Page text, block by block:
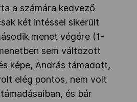
a számára kedvező
két intéssel sikerült
menet végére (1-
sem változott
képe, András támadott,
elég pontos, nem volt
és bár